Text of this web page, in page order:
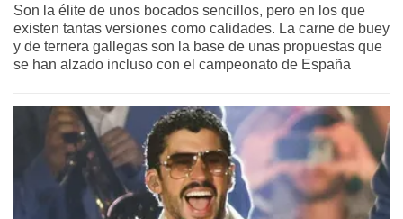
Son la élite de unos bocados sencillos, pero en los que
existen tantas versiones como calidades. La carne de buey
y de ternera gallegas son la base de unas propuestas que
se han alzado incluso con el campeonato de España